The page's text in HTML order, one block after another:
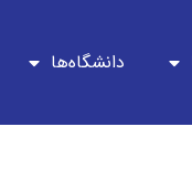
دانشگاه‌ها